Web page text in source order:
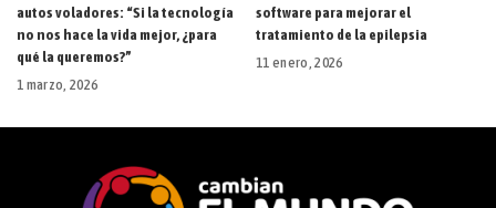
autos voladores: “Si la tecnología
no nos hace la vida mejor, ¿para
qué la queremos?”
1 marzo, 2026
software para mejorar el
tratamiento de la epilepsia
11 enero, 2026